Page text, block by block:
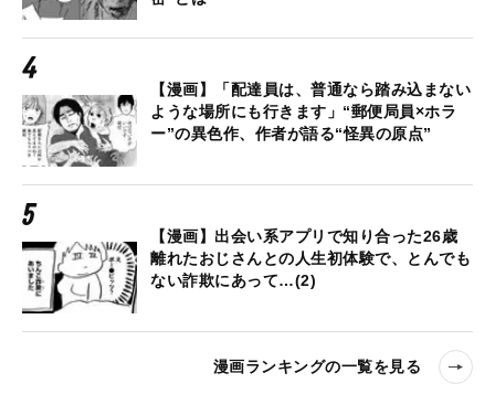
【漫画】「配達員は、普通なら踏み込まない
ような場所にも行きます」“郵便局員×ホラ
ー”の異色作、作者が語る“怪異の原点”
【漫画】出会い系アプリで知り合った26歳
離れたおじさんとの人生初体験で、とんでも
ない詐欺にあって…(2)
漫画ランキングの一覧を見る